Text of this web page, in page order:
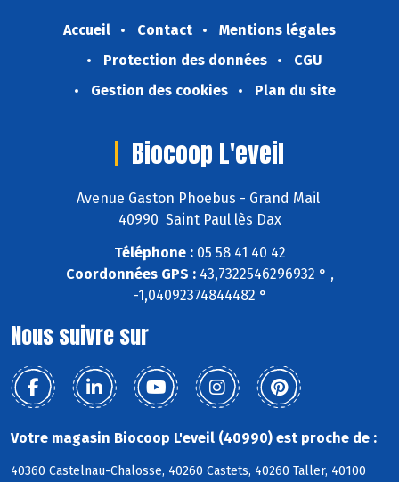
Accueil Contact
Mentions légales
Protection des données
CGU
Gestion des cookies
Plan du site
Biocoop L'eveil
Avenue Gaston Phoebus - Grand Mail
40990 Saint Paul lès Dax
Téléphone :05 58 41 40 42
Coordonnées GPS :43,7322546296932 ° ,
-1,04092374844482 °
Nous suivre sur
Votre magasin Biocoop L'eveil (40990) est proche de :
40360 Castelnau-Chalosse, 40260 Castets, 40260 Taller, 40100